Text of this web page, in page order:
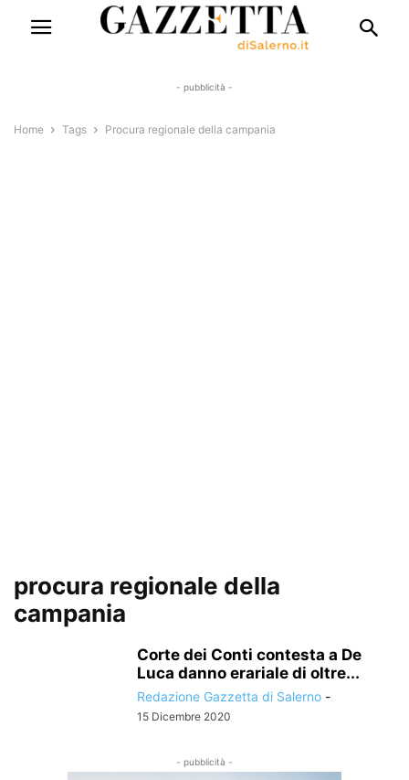
- pubblicità -
Home Tags Procura regionale della campania
procura regionale della
campania
Corte dei Conti contesta a De
Luca danno erariale di oltre...
Redazione Gazzetta di Salerno -
15 Dicembre 2020
- pubblicità -